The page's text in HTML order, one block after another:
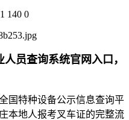
140 0
员查询系统官网入口，
国特种设备公示信息查询平
本地人报考叉车证的完整流